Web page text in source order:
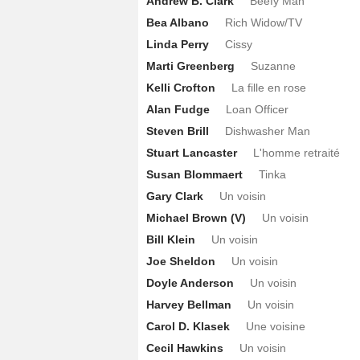
Bea Albano
Rich Widow/TV
Linda Perry
Cissy
Marti Greenberg
Suzanne
Kelli Crofton
La fille en rose
Alan Fudge
Loan Officer
Steven Brill
Dishwasher Man
Stuart Lancaster
L'homme retraité
Susan Blommaert
Tinka
Gary Clark
Un voisin
Michael Brown (V)
Un voisin
Bill Klein
Un voisin
Joe Sheldon
Un voisin
Doyle Anderson
Un voisin
Harvey Bellman
Un voisin
Carol D. Klasek
Une voisine
Cecil Hawkins
Un voisin